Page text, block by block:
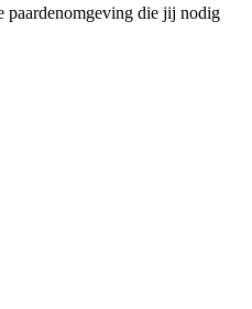
paardenomgeving die jij nodig